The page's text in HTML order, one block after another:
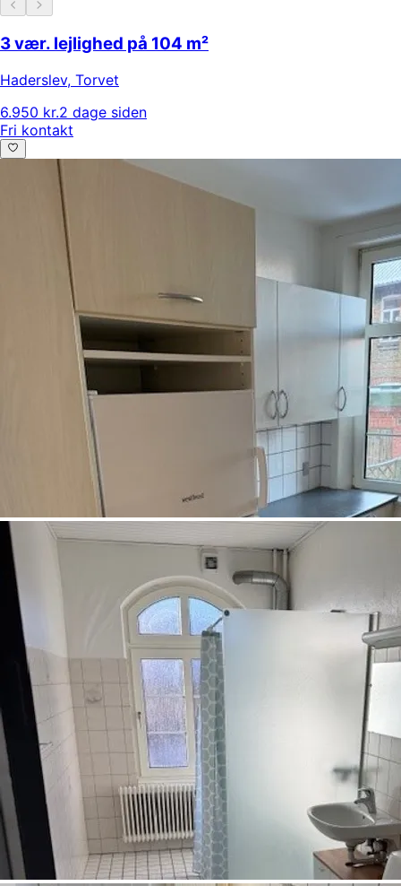
3 vær. lejlighed på 104 m²
Haderslev, Torvet
6.950 kr.2 dage siden
Fri kontakt